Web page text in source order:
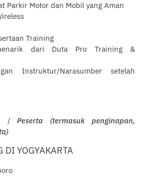
Parkir Motor dan Mobil yang Aman
Training
dari Duta Pro Training &
Instruktur/Narasumber setelah
/Peserta (termasuk penginapan,
DI YOGYAKARTA